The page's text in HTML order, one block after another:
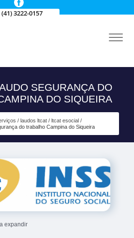
(41) 3222-0157
SEGURANÇA DO
DO SIQUEIRA
laudos ltcat
ltcat esocial
do trabalho Campina do Siqueira
expandir